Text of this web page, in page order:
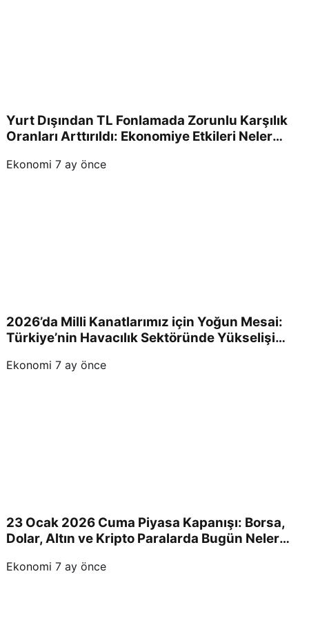
Yurt Dışından TL Fonlamada Zorunlu Karşılık
Oranları Arttırıldı: Ekonomiye Etkileri Neler
Ekonomi 7 ay önce
2026’da Milli Kanatlarımız için Yoğun Mesai:
Türkiye’nin Havacılık Sektöründe Yükselişi
Ekonomi 7 ay önce
23 Ocak 2026 Cuma Piyasa Kapanışı: Borsa,
Dolar, Altın ve Kripto Paralarda Bugün Neler
Ekonomi 7 ay önce